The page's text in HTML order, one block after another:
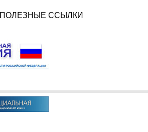
ПОЛЕЗНЫЕ ССЫЛКИ